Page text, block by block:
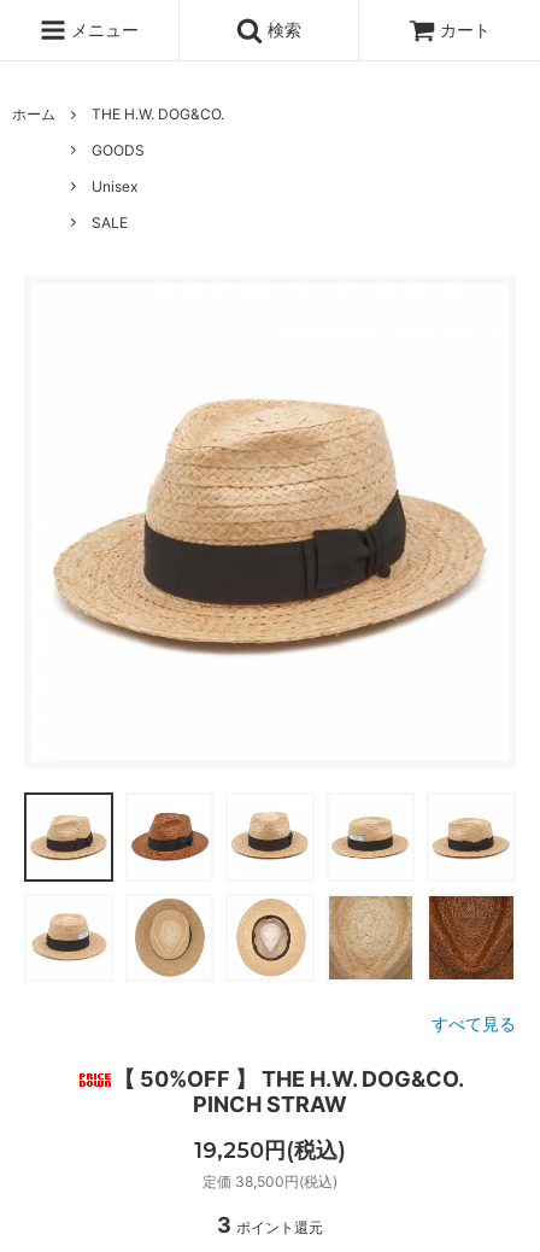
メニュー 検索 カート
ホーム
THE H.W. DOG&CO.
GOODS
Unisex
SALE
すべて見る
【 50%OFF 】 THE H.W. DOG&CO.
PINCH STRAW
19,250円(税込)
定価 38,500円(税込)
3 ポイント還元